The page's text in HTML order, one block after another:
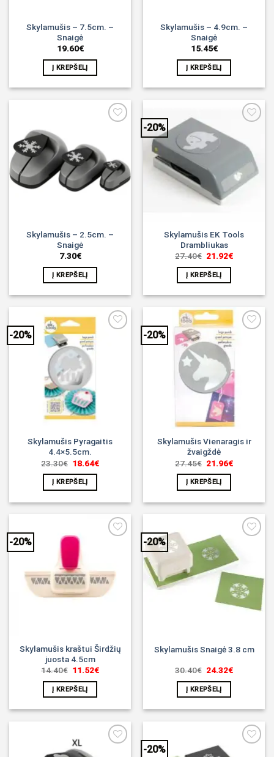
Skylamušis – 7.5cm. –
Snaigė
19.60€
Į KREPŠELĮ
Skylamušis – 4.9cm. –
Snaigė
15.45€
Į KREPŠELĮ
Skylamušis – 2.5cm. –
Snaigė
7.30€
Į KREPŠELĮ
-20%
Noriu!
Skylamušis EK Tools
Drambliukas
27.40€ Original
was:
27.40€.
21.92€Current
Į KREPŠELĮ
-20%
Skylamušis Pyragaitis
4.4×5.5cm.
23.30€ Original
was:
23.30€.
18.64€Current
Į KREPŠELĮ
-20%
Skylamušis Vienaragis ir
žvaigždė
27.45€ Original
was:
27.45€.
21.96€Current
Į KREPŠELĮ
-20%
Skylamušis kraštui Širdžių
juosta 4.5cm
14.40€ Original
was:
14.40€.
11.52€Current
Į KREPŠELĮ
-20%
Skylamušis Snaigė 3.8 cm
30.40€ Original
was:
30.40€.
24.32€Current
Į KREPŠELĮ
-20%